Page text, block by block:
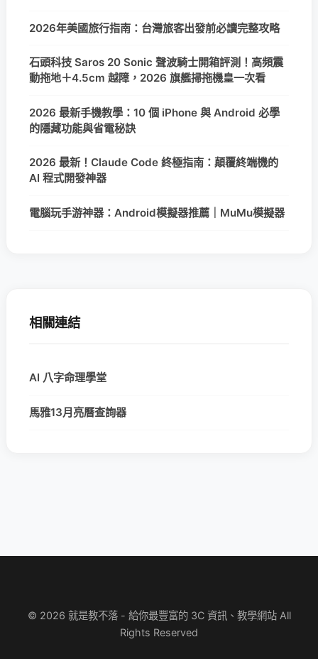
2026年美國旅行指南：台灣旅客出發前必讀完整攻略
石頭科技 Saros 20 Sonic 聲波騎士開箱評測！高頻震
動拖地＋4.5cm 越障，2026 旗艦掃拖機皇一次看
2026 最新手機教學：10 個 iPhone 與 Android 必學
的隱藏功能與省電秘訣
2026 最新！Claude Code 終極指南：顛覆終端機的
AI 程式開發神器
電腦玩手游神器：Android模擬器推薦｜MuMu模擬器
相關連結
AI 八字命理學堂
馬雅13月亮曆查詢器
© 2026 就是教不落 - 給你最豐富的 3C 資訊、教學網站 All
Rights Reserved